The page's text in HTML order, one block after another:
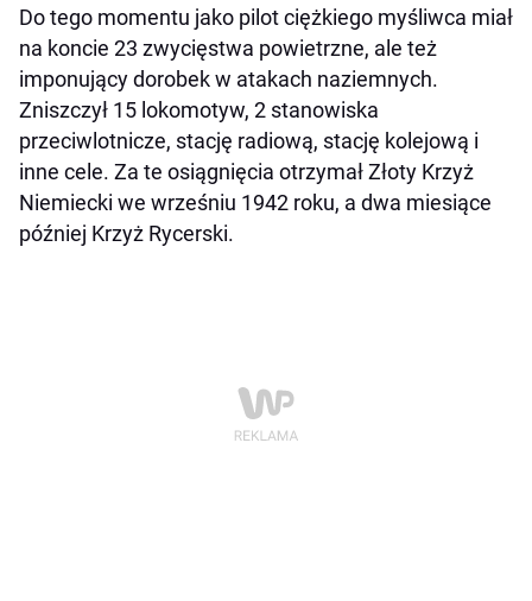
Do tego momentu jako pilot ciężkiego myśliwca miał
na koncie 23 zwycięstwa powietrzne, ale też
imponujący dorobek w atakach naziemnych.
Zniszczył 15 lokomotyw, 2 stanowiska
przeciwlotnicze, stację radiową, stację kolejową i
inne cele. Za te osiągnięcia otrzymał Złoty Krzyż
Niemiecki we wrześniu 1942 roku, a dwa miesiące
później Krzyż Rycerski.